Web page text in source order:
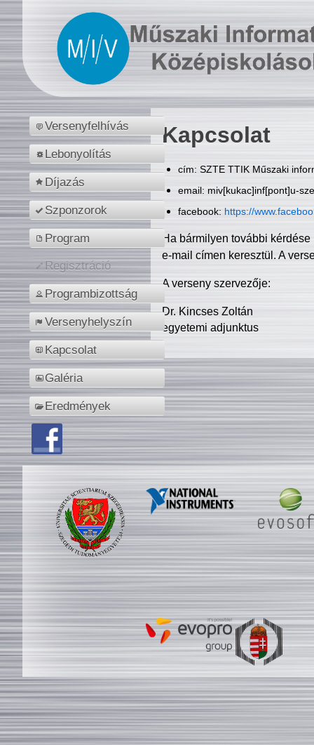
Versenyfelhívás
Lebonyolítás
Díjazás
Szponzorok
Program
Regisztráció
Programbizottság
Versenyhelyszín
Kapcsolat
Galéria
Eredmények
Kapcsolat
cím: SZTE TTIK Műszaki
email: miv[kukac]inf[pont]u-
facebook: https://
Ha bármilyen további
e-mail címen keresztül. A
A verseny szervezője:
Dr. Kincses Zoltán
egyetemi adjunktus